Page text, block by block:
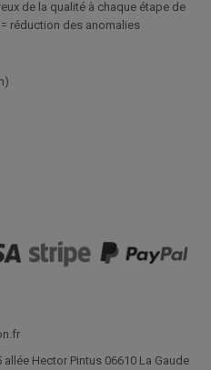
de la qualité à chaque étape de
réduction des anomalies
Hector Pintus 06610 La Gaude